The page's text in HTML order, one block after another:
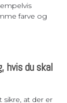
farve og
hvis du skal
at der er